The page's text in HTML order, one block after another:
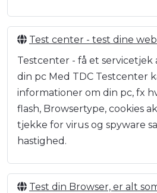
Test center - test dine
Testcenter - få et servicetjek
din pc Med TDC Testcenter
informationer om din pc, fx
flash, Browsertype, cookies
tjekke for virus og spyware
hastighed.
Test din Browser, er alt